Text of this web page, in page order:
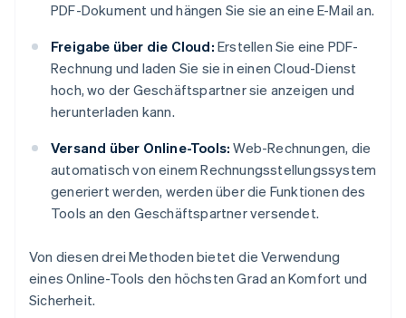
PDF-Dokument und hängen Sie sie an eine E-Mail an.
Freigabe über die Cloud: Erstellen Sie eine PDF-
Rechnung und laden Sie sie in einen Cloud-Dienst
hoch, wo der Geschäftspartner sie anzeigen und
herunterladen kann.
Versand über Online-Tools: Web-Rechnungen, die
automatisch von einem Rechnungsstellungssystem
generiert werden, werden über die Funktionen des
Tools an den Geschäftspartner versendet.
Von diesen drei Methoden bietet die Verwendung
eines Online-Tools den höchsten Grad an Komfort und
Sicherheit.